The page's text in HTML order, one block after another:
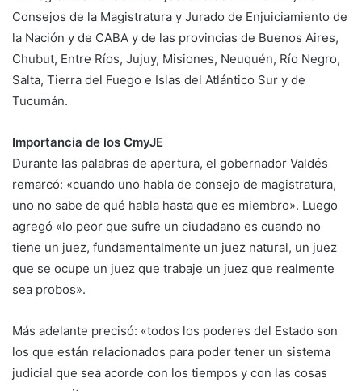
Consejos de la Magistratura y Jurado de Enjuiciamiento de
la Nación y de CABA y de las provincias de Buenos Aires,
Chubut, Entre Ríos, Jujuy, Misiones, Neuquén, Río Negro,
Salta, Tierra del Fuego e Islas del Atlántico Sur y de
Tucumán.
Importancia de los CmyJE
Durante las palabras de apertura, el gobernador Valdés
remarcó: «cuando uno habla de consejo de magistratura,
uno no sabe de qué habla hasta que es miembro». Luego
agregó «lo peor que sufre un ciudadano es cuando no
tiene un juez, fundamentalmente un juez natural, un juez
que se ocupe un juez que trabaje un juez que realmente
sea probos».
Más adelante precisó: «todos los poderes del Estado son
los que están relacionados para poder tener un sistema
judicial que sea acorde con los tiempos y con las cosas